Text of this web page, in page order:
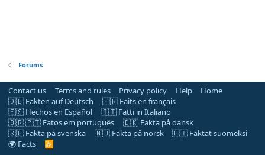
Forums
Contact us Terms and rules Privacy policy Help
Home
🇩🇪 Fakten auf Deutsch
🇫🇷 Faits en français
🇪🇸 Hechos en Español
🇮🇹 Fatti in Italiano
🇧🇷 🇵🇹 Fatos em português
🇩🇰 Fakta på dansk
🇸🇪 Fakta på svenska
🇳🇴 Fakta på norsk
🇫🇮 Faktat suomeksi
🌍 Facts
R